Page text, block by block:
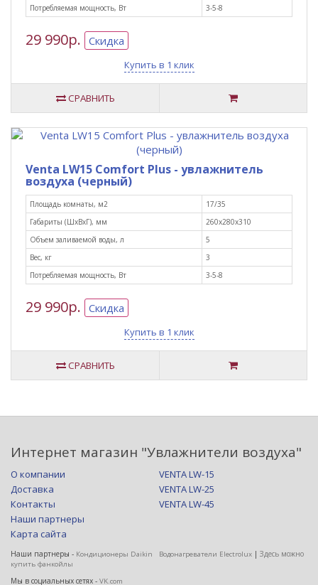
Потребляемая мощность, Вт
3-5-8
29 990р. Скидка
Купить в 1 клик
СРАВНИТЬ
Venta LW15 Comfort Plus - увлажнитель
воздуха (черный)
Площадь комнаты, м2
17/35
Габариты (ШxВxГ), мм
260х280х310
Объем заливаемой воды, л
5
Вес, кг
3
Потребляемая мощность, Вт
3-5-8
29 990р. Скидка
Купить в 1 клик
СРАВНИТЬ
Интернет магазин "Увлажнители воздуха"
О компании
Доставка
Контакты
Наши партнеры
Карта сайта
VENTA LW-15
VENTA LW-25
VENTA LW-45
Наши партнеры - Кондиционеры Daikin Водонагреватели Electrolux | Здесь можно
купить фанкойлы
Мы в социальных сетях - VK.com